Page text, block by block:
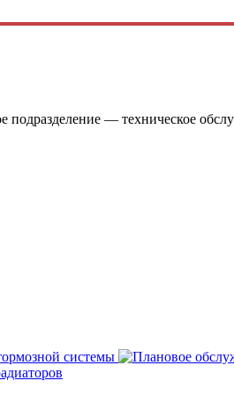
подразделение — техническое